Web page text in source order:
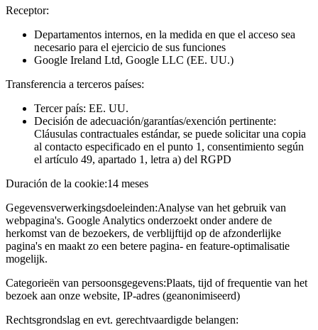
Receptor:
Departamentos internos, en la medida en que el acceso sea
necesario para el ejercicio de sus funciones
Google Ireland Ltd, Google LLC (EE. UU.)
Transferencia a terceros países:
Tercer país: EE. UU.
Decisión de adecuación/garantías/exención pertinente:
Cláusulas contractuales estándar, se puede solicitar una copia
al contacto especificado en el punto 1, consentimiento según
el artículo 49, apartado 1, letra a) del RGPD
Duración de la cookie:14 meses
Gegevensverwerkingsdoeleinden:Analyse van het gebruik van
webpagina's. Google Analytics onderzoekt onder andere de
herkomst van de bezoekers, de verblijftijd op de afzonderlijke
pagina's en maakt zo een betere pagina- en feature-optimalisatie
mogelijk.
Categorieën van persoonsgegevens:Plaats, tijd of frequentie van het
bezoek aan onze website, IP-adres (geanonimiseerd)
Rechtsgrondslag en evt. gerechtvaardigde belangen: